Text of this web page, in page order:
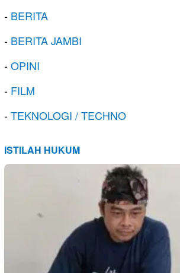
- BERITA
- BERITA JAMBI
-OPINI
- FILM
-TEKNOLOGI / TECHNO
ISTILAH HUKUM